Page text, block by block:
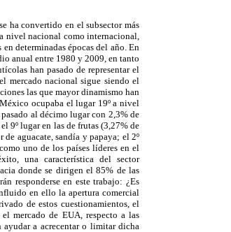
ha convertido en el subsector más
nivel nacional como internacional,
determinadas épocas del año. En
anual entre 1980 y 2009, en tanto
han pasado de representar el
mercado nacional sigue siendo el
las que mayor dinamismo han
ocupaba el lugar 19º a nivel
al décimo lugar con 2,3% de
9º lugar en las de frutas (3,27% de
aguacate, sandía y papaya; el 2º
uno de los países líderes en el
una característica del sector
donde se dirigen el 85% de las
responderse en este trabajo: ¿Es
en ello la apertura comercial
de estos cuestionamientos, el
mercado de EUA, respecto a las
a acrecentar o limitar dicha